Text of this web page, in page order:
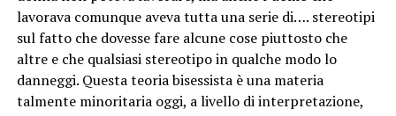
lavorava comunque aveva tutta una serie di…. stereotipi
sul fatto che dovesse fare alcune cose piuttosto che
altre e che qualsiasi stereotipo in qualche modo lo
danneggi. Questa teoria bisessista è una materia
talmente minoritaria oggi, a livello di interpretazione,